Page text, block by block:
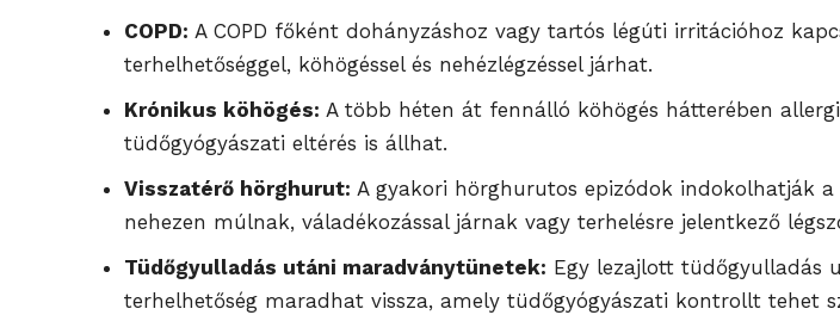
COPD: A COPD főként dohányzáshoz vagy tartós légúti irritációhoz
terhelhetőséggel, köhögéssel és nehézlégzéssel járhat.
Krónikus köhögés: A több héten át fennálló köhögés hátterében
tüdőgyógyászati eltérés is állhat.
Visszatérő hörghurut: A gyakori hörghurutos epizódok indokolhatják
nehezen múlnak, váladékozással járnak vagy terhelésre jelentkező
Tüdőgyulladás utáni maradványtünetek: Egy lezajlott tüdőgyulladás
terhelhetőség maradhat vissza, amely tüdőgyógyászati kontrollt tehet